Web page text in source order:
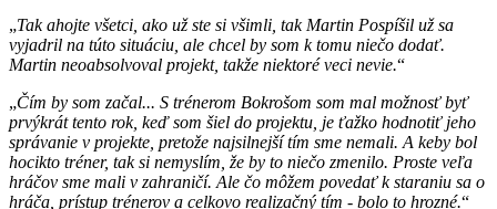
Tak ahojte všetci, ako už ste si všimli, tak Martin Pospíšil už sa
vyjadril na túto situáciu, ale chcel by som k tomu niečo dodať.
Martin neoabsolvoval projekt, takže niektoré veci nevie.
Čím by som začal... S trénerom Bokrošom som mal možnosť byť
prvýkrát tento rok, keď som šiel do projektu, je ťažko hodnotiť jeho
správanie v projekte, pretože najsilnejší tím sme nemali. A keby bol
hocikto tréner, tak si nemyslím, že by to niečo zmenilo. Proste veľa
hráčov sme mali v zahraničí. Ale čo môžem povedať k staraniu sa o
hráča, prístup trénerov a celkovo realizačný tím - bolo to hrozné.